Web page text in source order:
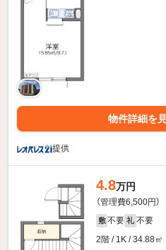
物件詳細を
提供
4.8万円
（管理費6,500円）
敷 不要 礼 不要
2階 / 1K / 34.88㎡